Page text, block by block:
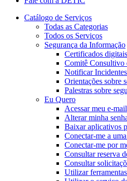
Catálogo de Serviços
Todas as Categorias
Todos os Serviços
Segurança da Informação
Certificados digitais
Comitê Consultivo
Notificar
Orientações sobre
Palestras sobre
Eu Quero
Acessar meu e-mail
Alterar minha
Baixar aplicativos
Conectar-me a
Conectar-me por
Consultar reserva
Consultar
Utilizar